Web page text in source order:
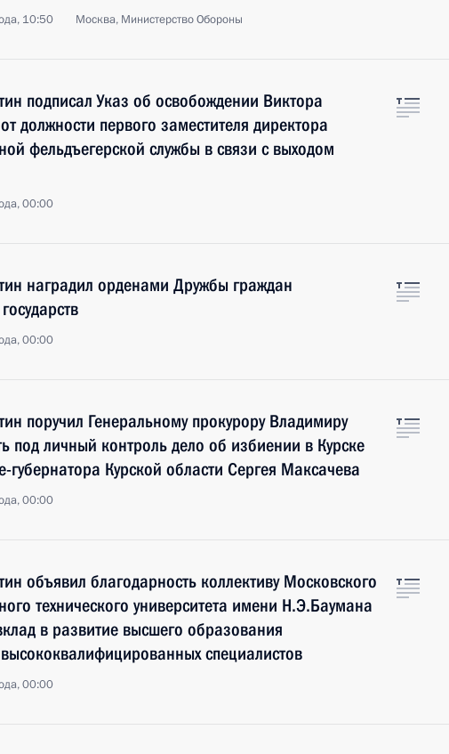
10:50 Москва, Министерство Обороны
подписал Указ об освобождении Виктора
должности первого заместителя директора
фельдъегерской службы в связи с выходом
00:00
наградил орденами Дружбы граждан
00:00
поручил Генеральному прокурору Владимиру
под личный контроль дело об избиении в Курске
губернатора Курской области Сергея Максачева
00:00
объявил благодарность коллективу Московского
технического университета имени Н.Э.Баумана
в развитие высшего образования
высококвалифицированных специалистов
00:00